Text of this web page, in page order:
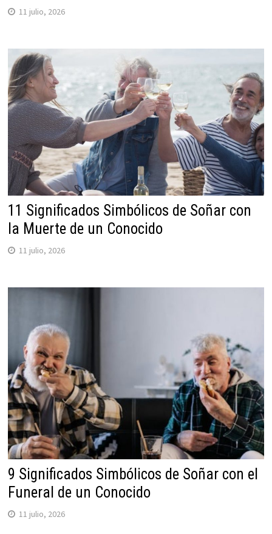
11 julio, 2026
11 Significados Simbólicos de Soñar con
la Muerte de un Conocido
11 julio, 2026
9 Significados Simbólicos de Soñar con el
Funeral de un Conocido
11 julio, 2026